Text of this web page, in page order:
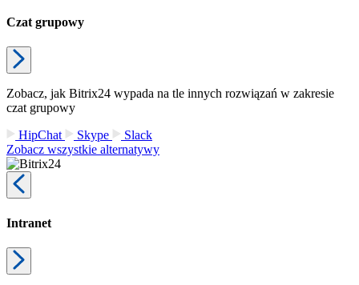
Czat grupowy
Zobacz, jak Bitrix24 wypada na tle innych rozwiązań w zakresie
czat grupowy
HipChat
Skype
Slack
Zobacz wszystkie alternatywy
Intranet